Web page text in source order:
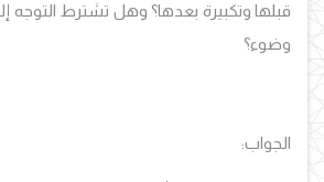
قبلها وتكبيرة بعدها؟ وهل تشترط التوجه
وضوء؟
الجواب: